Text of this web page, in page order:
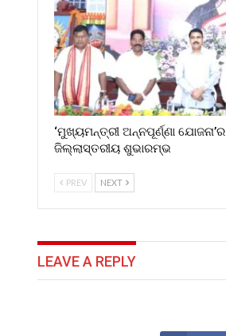
‘ମୁଖ୍ୟମନ୍ତ୍ରୀ ଅନ୍ନପୂର୍ଣ୍ଣା ଯୋଜନା’ର
ଜିଲ୍ଲାସ୍ତରୀୟ ଶୁଭାରମ୍ଭ
PREV NEXT
LEAVE A REPLY